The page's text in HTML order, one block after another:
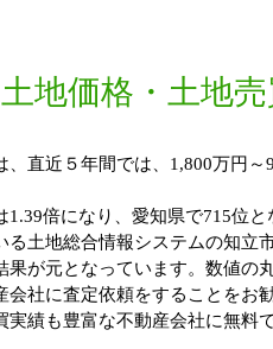
地価格・土地
直近５年間では、1,800万円
倍になり、愛知県で715位と
土地総合情報システムの知立
が元となっています。数値の
社に査定依頼をすることをお勧
績も豊富な不動産会社に無